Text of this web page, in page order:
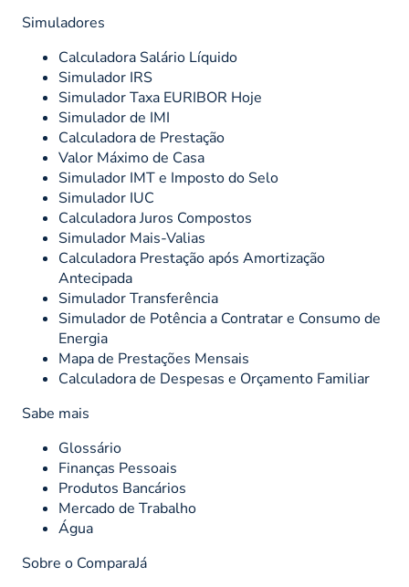
Simuladores
Calculadora Salário Líquido
Simulador IRS
Simulador Taxa EURIBOR Hoje
Simulador de IMI
Calculadora de Prestação
Valor Máximo de Casa
Simulador IMT e Imposto do Selo
Simulador IUC
Calculadora Juros Compostos
Simulador Mais-Valias
Calculadora Prestação após Amortização
Antecipada
Simulador Transferência
Simulador de Potência a Contratar e Consumo de
Energia
Mapa de Prestações Mensais
Calculadora de Despesas e Orçamento Familiar
Sabe mais
Glossário
Finanças Pessoais
Produtos Bancários
Mercado de Trabalho
Água
Sobre o ComparaJá